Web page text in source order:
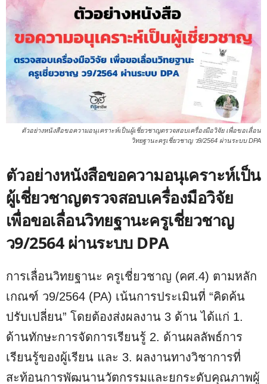
ตัวอย่างหนังสือขอความอนุเคราะห์เป็นผู้เชี่ยวชาญตรวจสอบเครื่องมือวิจัย เพื่อขอเลื่อน
วิทยฐานะครูเชี่ยวชาญ ว9/2564 ผ่านระบบ DPA
ตัวอย่างหนังสือขอความอนุเคราะห์เป็น
ผู้เชี่ยวชาญตรวจสอบเครื่องมือวิจัย
เพื่อขอเลื่อนวิทยฐานะครูเชี่ยวชาญ
ว9/2564 ผ่านระบบ DPA
การเลื่อนวิทยฐานะ ครูเชี่ยวชาญ (คศ.4) ตามหลัก
เกณฑ์ ว9/2564 (PA) เน้นการประเมินที่ “คิดค้น
ปรับเปลี่ยน” โดยต้องส่งผลงาน 3 ด้าน ได้แก่ 1.
ด้านทักษะการจัดการเรียนรู้ 2. ด้านผลลัพธ์การ
เรียนรู้ของผู้เรียน และ 3. ผลงานทางวิชาการที่
สะท้อนการพัฒนานวัตกรรมและยกระดับคุณภาพผู้